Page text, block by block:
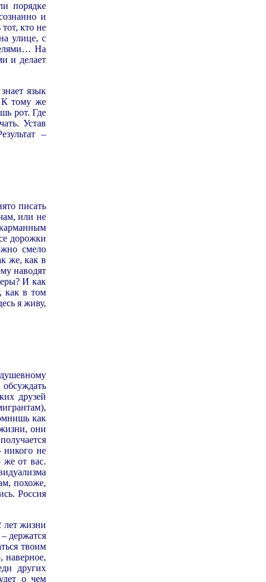
порядке
и
кто не
улице, с
На
и делает
язык
К тому же
рот. Где
Устав
–
писать
или не
дорожки
смело
же, как в
наводят
И как
как в том
я живу,
друзей
как
они
никого не
же от вас.
похоже,
Россия
лет жизни
держатся
твоим
наверное,
других
о чем